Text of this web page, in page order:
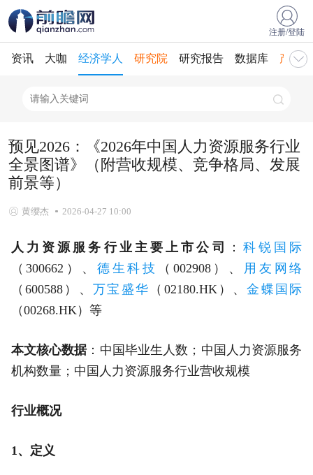
注册/登陆
资讯 大咖 经济学人 研究院 研究报告 数据库 产业
预见2026：《2026年中国人力资源服务行业
全景图谱》（附营收规模、竞争格局、发展
前景等）
黄缨杰 2026-04-27 10:00
人力资源服务行业主要上市公司 ： 科锐国际
（300662）、 德生科技 （002908）、 用友网络
（600588）、 万宝盛华 （02180.HK）、金蝶国际
（00268.HK）等
本文核心数据：中国毕业生人数；中国人力资源服务
机构数量；中国人力资源服务行业营收规模
行业概况
1、定义